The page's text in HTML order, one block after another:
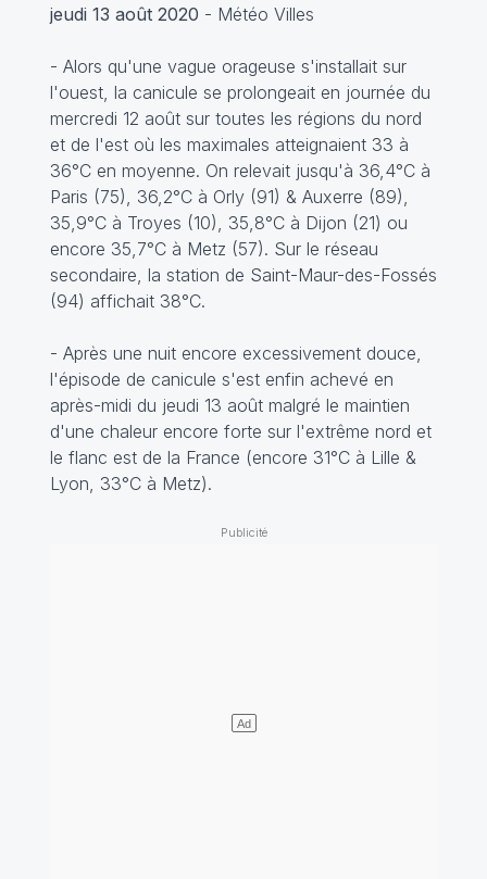
jeudi 13 août 2020 - Météo Villes
- Alors qu'une vague orageuse s'installait sur
l'ouest, la canicule se prolongeait en journée du
mercredi 12 août sur toutes les régions du nord
et de l'est où les maximales atteignaient 33 à
36°C en moyenne. On relevait jusqu'à 36,4°C à
Paris (75), 36,2°C à Orly (91) & Auxerre (89),
35,9°C à Troyes (10), 35,8°C à Dijon (21) ou
encore 35,7°C à Metz (57). Sur le réseau
secondaire, la station de Saint-Maur-des-Fossés
(94) affichait 38°C.
- Après une nuit encore excessivement douce,
l'épisode de canicule s'est enfin achevé en
après-midi du jeudi 13 août malgré le maintien
d'une chaleur encore forte sur l'extrême nord et
le flanc est de la France (encore 31°C à Lille &
Lyon, 33°C à Metz).